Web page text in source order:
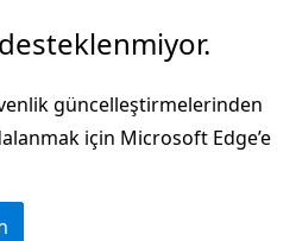
desteklenmiyor.
güncelleştirmelerinden
için Microsoft Edge’e